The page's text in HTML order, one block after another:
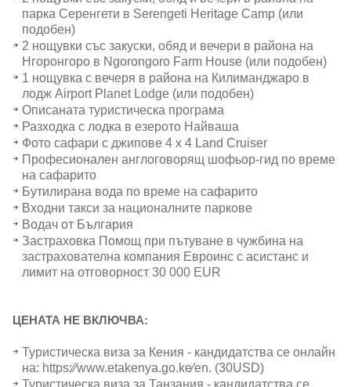
парка Серенгети в Serengeti Heritage Camp (или
подобен)
2 нощувки със закуски, обяд и вечери в района на
Нгоронгоро в Ngorongoro Farm House (или подобен)
1 нощувка с вечеря в района на Килиманджаро в
лодж Airport Planet Lodge (или подобен)
Описаната туристическа програма
Разходка с лодка в езерото Найваша
Фото сафари с джипове 4 x 4 Land Cruiser
Професионален англоговорящ шофьор-гид по време
на сафарито
Бутилирана вода по време на сафарито
Входни такси за националните паркове
Водач от България
Застраховка Помощ при пътуване в чужбина на
застрахователна компания Евроинс с асистанс и
лимит на отговорност 30 000 EUR
ЦЕНАТА НЕ ВКЛЮЧВА:
Туристическа виза за Кения - кандидатства се онлайн
на: https:∕∕www.etakenya.go.ke∕en. (30USD)
Туристическа виза за Танзания - кандидатства се